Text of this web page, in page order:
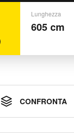
Lunghezza
605 cm
CONFRONTA